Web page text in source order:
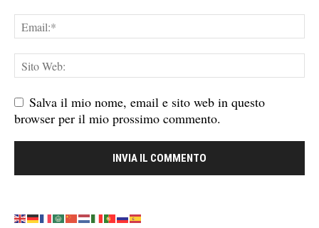
Salva il mio nome, email e sito web in questo
browser per il mio prossimo commento.